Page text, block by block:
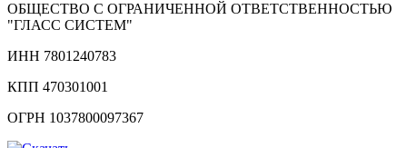
ОБЩЕСТВО С ОГРАНИЧЕННОЙ ОТВЕТСТВЕННОСТЬЮ
"ГЛАСС СИСТЕМ"
ИНН 7801240783
КПП 470301001
ОГРН 1037800097367